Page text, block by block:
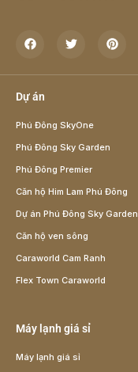
Dự án
Phú Đông SkyOne
Phú Đông Sky Garden
Phú Đông Premier
Căn hộ Him Lam Phú Đông
Dự án Phú Đông Sky Garden
Căn hộ ven sông
Caraworld Cam Ranh
Flex Town Caraworld
Máy lạnh giá sỉ
Máy lạnh giá sỉ